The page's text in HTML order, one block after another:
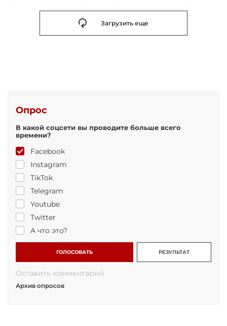
Загрузить еще
Опрос
В какой соцсети вы проводите больше всего
времени?
Facebook
Instagram
TikTok
Telegram
Youtube
Twitter
А что это?
ГОЛОСОВАТЬ РЕЗУЛЬТАТ
Оставить комментарий
Архив опросов